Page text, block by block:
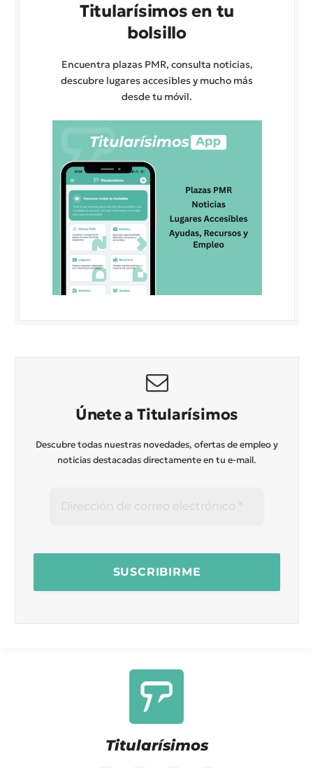
Titularísimos en tu
bolsillo
Encuentra plazas PMR, consulta noticias,
descubre lugares accesibles y mucho más
desde tu móvil.
Únete a Titularísimos
Descubre todas nuestras novedades, ofertas de empleo y
noticias destacadas directamente en tu e-mail.
Titularísimos